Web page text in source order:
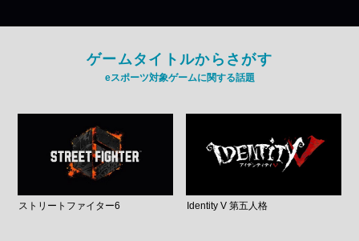
ゲームタイトルからさがす
eスポーツ対象ゲームに関する話題
ストリートファイター6 Identity V 第五人格